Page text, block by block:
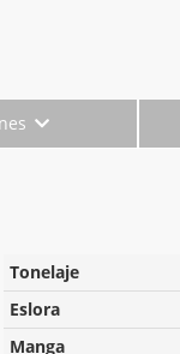
Tonelaje
Eslora
Manga